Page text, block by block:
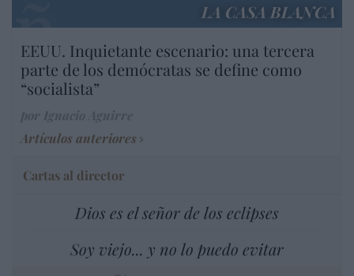
LA CASA BLANCA
EEUU. Inquietante escenario: una tercera
parte de los demócratas se define como
“socialista”
Artículos anteriores
Cartas al director
Dios es el señor de los eclipses
Soy viejo... y no lo puedo evitar